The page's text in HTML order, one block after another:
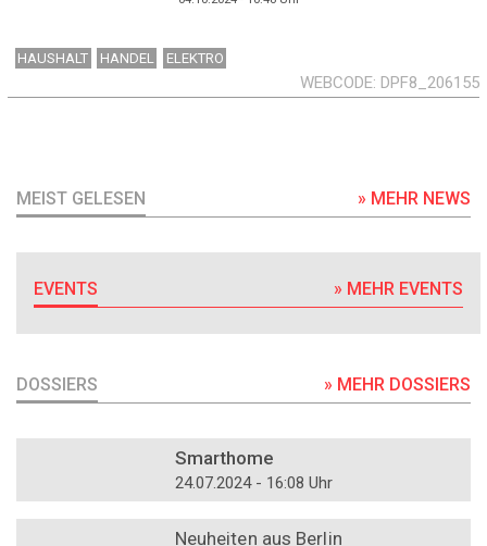
HAUSHALT HANDEL ELEKTRO
WEBCODE DPF8_206155
MEIST GELESEN » MEHR NEWS
EVENTS » MEHR EVENTS
DOSSIERS » MEHR DOSSIERS
Smarthome
24.07.2024 - 16:08 Uhr
Neuheiten aus Berlin